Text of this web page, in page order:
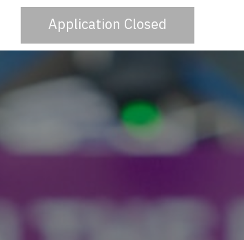
Application Closed